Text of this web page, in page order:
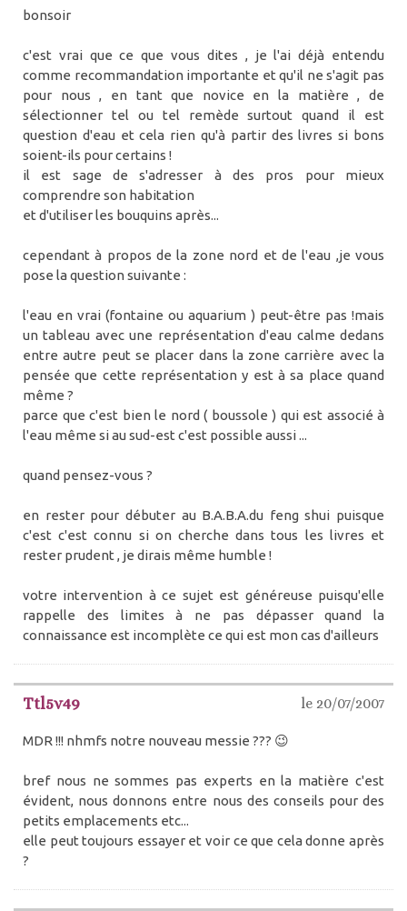
bonsoir
c'est vrai que ce que vous dites , je l'ai déjà entendu
comme recommandation importante et qu'il ne s'agit pas
pour nous , en tant que novice en la matière , de
sélectionner tel ou tel remède surtout quand il est
question d'eau et cela rien qu'à partir des livres si bons
soient-ils pour certains !
il est sage de s'adresser à des pros pour mieux
comprendre son habitation
et d'utiliser les bouquins après...
cependant à propos de la zone nord et de l'eau ,je vous
pose la question suivante :
l'eau en vrai (fontaine ou aquarium ) peut-être pas !mais
un tableau avec une représentation d'eau calme dedans
entre autre peut se placer dans la zone carrière avec la
pensée que cette représentation y est à sa place quand
même ?
parce que c'est bien le nord ( boussole ) qui est associé à
l'eau même si au sud-est c'est possible aussi ...
quand pensez-vous ?
en rester pour débuter au B.A.B.A.du feng shui puisque
c'est c'est connu si on cherche dans tous les livres et
rester prudent , je dirais même humble !
votre intervention à ce sujet est généreuse puisqu'elle
rappelle des limites à ne pas dépasser quand la
connaissance est incomplète ce qui est mon cas d'ailleurs
Ttl5v49 le 20/07/2007
MDR !!! nhmfs notre nouveau messie ??? 😉
bref nous ne sommes pas experts en la matière c'est
évident, nous donnons entre nous des conseils pour des
petits emplacements etc...
elle peut toujours essayer et voir ce que cela donne après
?